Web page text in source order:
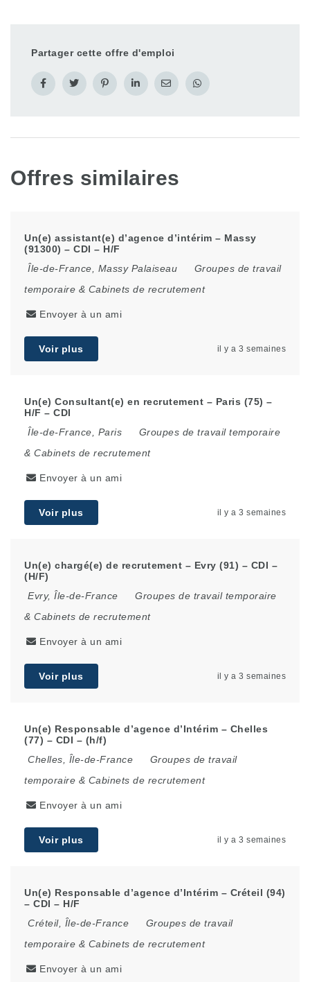
Partager cette offre d'emploi
Offres similaires
Un(e) assistant(e) d’agence d’intérim – Massy
(91300) – CDI – H/F
Île-de-France
Massy Palaiseau
Groupes de travail
temporaire & Cabinets de recrutement
Envoyer à un ami
Voir plus il y a 3 semaines
Un(e) Consultant(e) en recrutement – Paris (75) –
H/F – CDI
Île-de-France
Paris
Groupes de travail temporaire
& Cabinets de recrutement
Envoyer à un ami
Voir plus il y a 3 semaines
Un(e) chargé(e) de recrutement – Evry (91) – CDI –
(H/F)
Evry, Île-de-France
Groupes de travail temporaire
& Cabinets de recrutement
Envoyer à un ami
Voir plus il y a 3 semaines
Un(e) Responsable d’agence d’Intérim – Chelles
(77) – CDI – (h/f)
Chelles
Île-de-France
Groupes de travail
temporaire & Cabinets de recrutement
Envoyer à un ami
Voir plus il y a 3 semaines
Un(e) Responsable d’agence d’Intérim – Créteil (94)
– CDI – H/F
Créteil, Île-de-France
Groupes de travail
temporaire & Cabinets de recrutement
Envoyer à un ami